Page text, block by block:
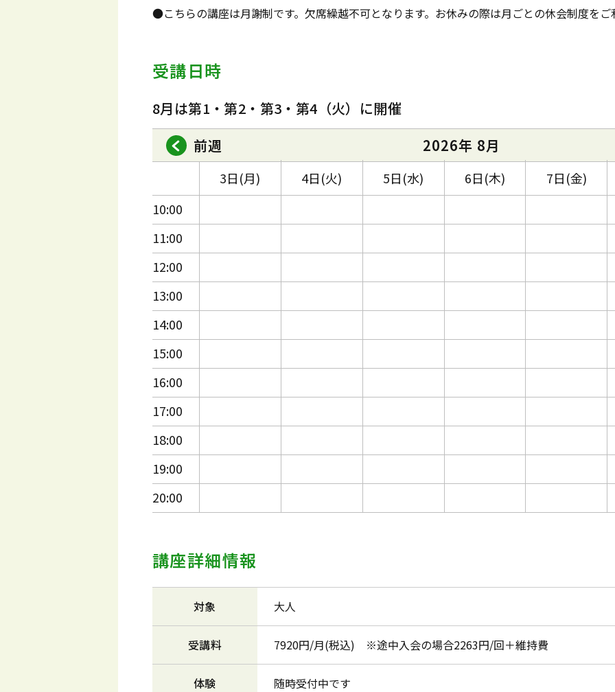
●こちらの講座は月謝制です。欠席繰越不可となります。お休みの際は月ごとの休会制度をご
受講日時
8月は第1・第2・第3・第4（火）に開催
前週
2026年 8月
10:00
11:00
12:00
13:00
14:00
15:00
16:00
17:00
18:00
19:00
20:00
3日(月) 4日(火) 5日(水) 6日(木) 7日(金)
講座詳細情報
対象 大人
受講料 7920円/月(税込) ※途中入会の場合2263円/回＋維持費
体験 随時受付中です